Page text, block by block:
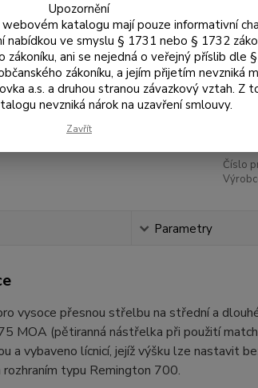
Číslo
Parametry
vysoce přesnou střelbu na střední a
MOA (pětiranná nástřelka při použití
a vybaveno lícnicí, jejíž výšku lze nastavit
typu Remington 700.
Upozornění
katalogu mají pouze informativní
ve smyslu § 1731 nebo § 1732
zákoníku, ani se nejedná o veřejný příslib dle
zákoníku, a jejím přijetím nevzniká
a.s. a druhou stranou závazkový vztah. Z
nevzniká nárok na uzavření smlouvy.
Zavřít